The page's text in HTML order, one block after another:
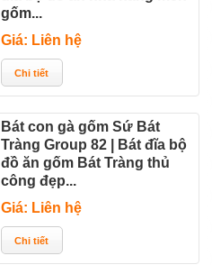
gốm...
Giá: Liên hệ
Bát con gà gốm Sứ Bát
Tràng Group 82 | Bát đĩa bộ
đồ ăn gốm Bát Tràng thủ
công đẹp...
Giá: Liên hệ